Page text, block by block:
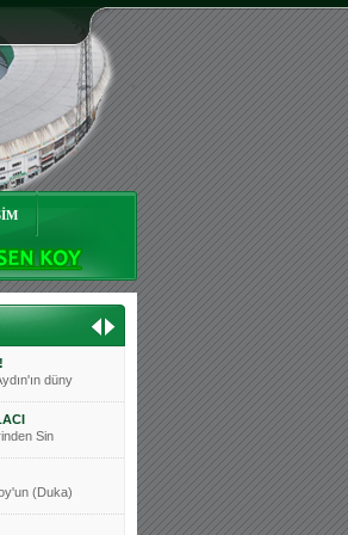
is
Başkanı
dü
düny
Sin
(Duka)